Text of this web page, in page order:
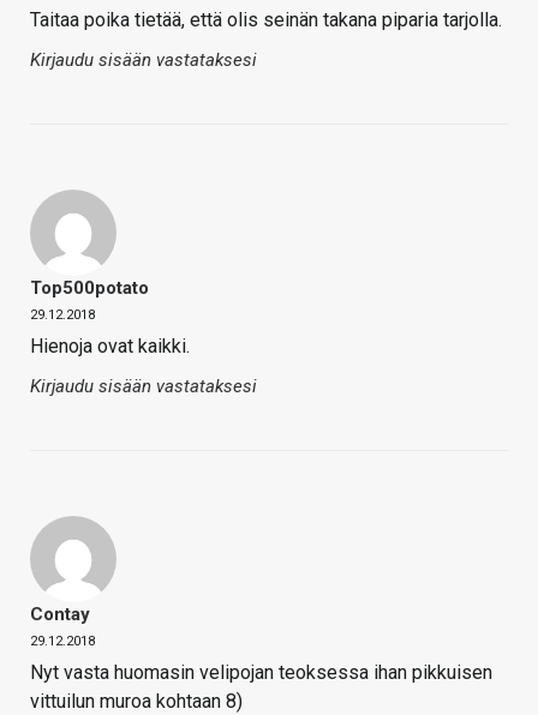
Taitaa poika tietää, että olis seinän takana piparia tarjolla.
Kirjaudu sisään vastataksesi
Top500potato
29.12.2018
Hienoja ovat kaikki.
Kirjaudu sisään vastataksesi
Contay
29.12.2018
Nyt vasta huomasin velipojan teoksessa ihan pikkuisen
vittuilun muroa kohtaan 8)